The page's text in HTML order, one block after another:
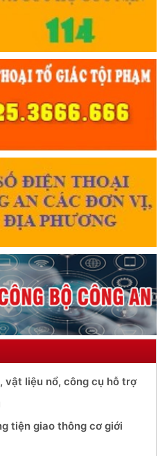
vật liệu nổ, công cụ hỗ trợ
tiện giao thông cơ giới